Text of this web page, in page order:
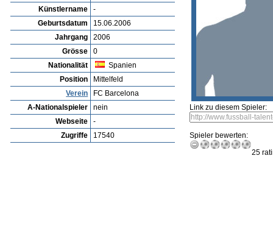
Künstlername
-
Geburtsdatum
15.06.2006
Jahrgang
2006
Grösse
0
Nationalität
Spanien
Position
Mittelfeld
Verein
FC Barcelona
A-Nationalspieler
nein
Webseite
-
Zugriffe
17540
Link zu diesem Spieler:
Spieler bewerten:
25